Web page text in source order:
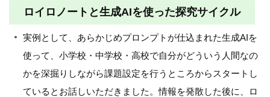
ロイロノートと生成AIを使った探究サイクル
実例として、あらかじめプロンプトが仕込まれた生成AIを
使って、小学校・中学校・高校で自分がどういう人間なの
かを深掘りしながら課題設定を行うところからスタートし
ているとお話しいただきました。情報を発散した後に、ロ